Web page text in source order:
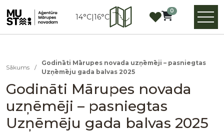
14°C|16°C
0
Sākums /
Godināti Mārupes novada uzņēmēji – pasniegtas
Uzņēmēju gada balvas 2025
Godināti Mārupes novada
uzņēmēji – pasniegtas
Uzņēmēju gada balvas 2025